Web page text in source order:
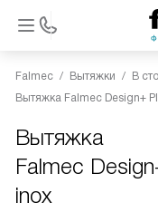
Falmec Вытяжки
В
Вытяжка Falmec Design+
Вытяжка
Falmec
inox